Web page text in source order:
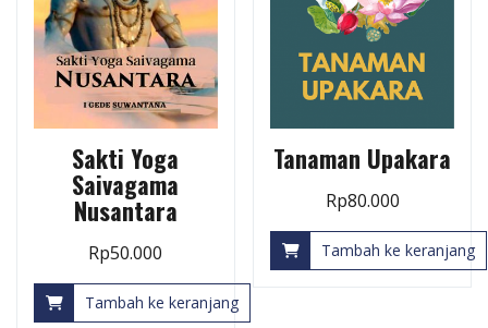
Sakti Yoga
Saivagama
Nusantara
Rp50.000
Tambah ke keranjang
Tanaman Upakara
Rp80.000
Tambah ke keranjang